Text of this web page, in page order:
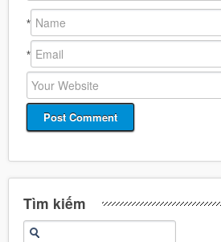
*
*
Tìm kiếm